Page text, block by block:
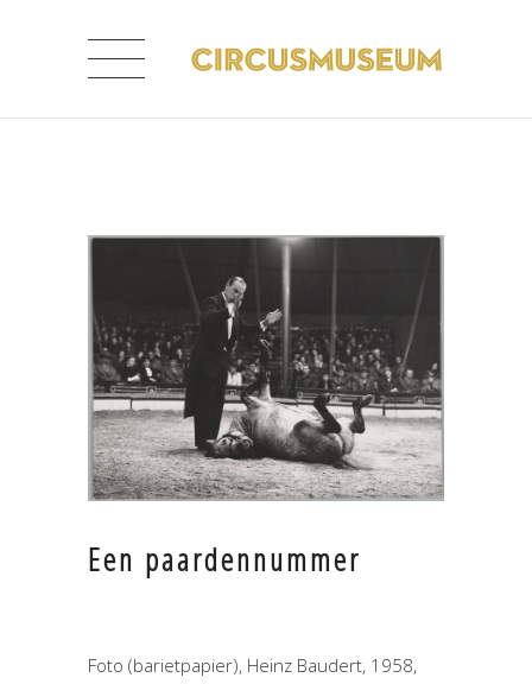
Een paardennummer
Foto (barietpapier), Heinz Baudert, 1958,